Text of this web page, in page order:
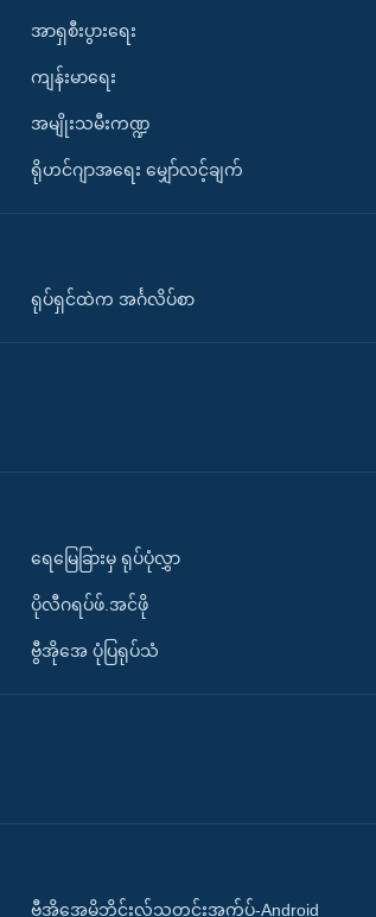
အာရှစီးပွားရေး
ကျန်းမာရေး
အမျိုးသမီးကဏ္ဍ
ရိုဟင်ဂျာအရေး မျှော်လင့်ချက်
ရုပ်ရှင်ထဲက အင်္ဂလိပ်စာ
ရေမြေခြားမှ ရုပ်ပုံလွှာ
ပိုလီဂရပ်ဖ်.အင်ဖို
ဗွီအိုအေ ပုံပြရုပ်သံ
ဗွီအိုအေမိုဘိုင်းလ်သတင်းအက်ပ်-Android